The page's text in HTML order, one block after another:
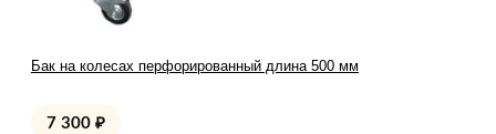
Бак на колесах перфорированный длина 500 мм
7 300 ₽